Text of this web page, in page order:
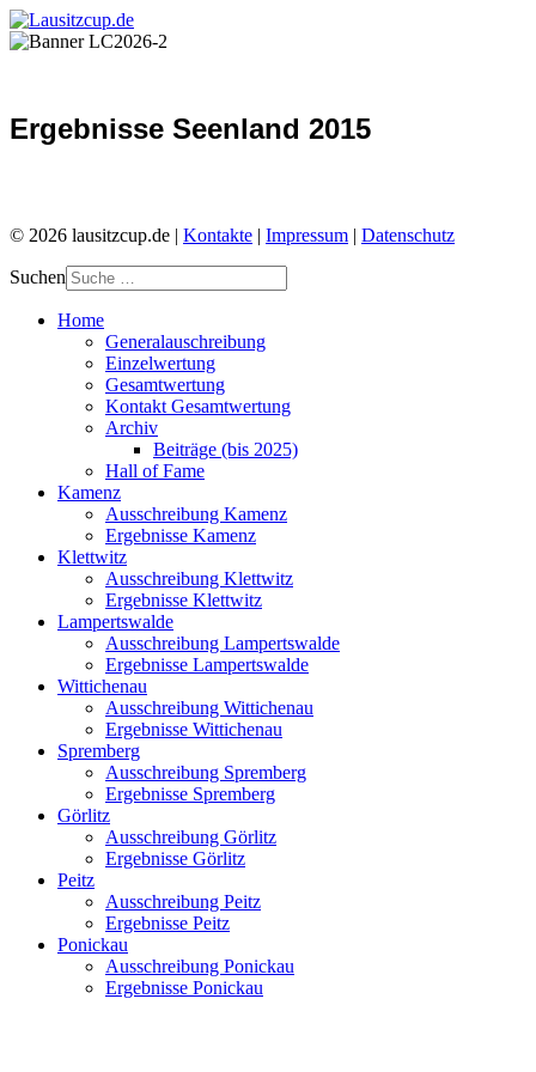
Ergebnisse Seenland 2015
© 2026 lausitzcup.de | Kontakte | Impressum | Datenschutz
Suchen
Home
Generalauschreibung
Einzelwertung
Gesamtwertung
Kontakt Gesamtwertung
Archiv
Beiträge (bis 2025)
Hall of Fame
Kamenz
Ausschreibung Kamenz
Ergebnisse Kamenz
Klettwitz
Ausschreibung Klettwitz
Ergebnisse Klettwitz
Lampertswalde
Ausschreibung Lampertswalde
Ergebnisse Lampertswalde
Wittichenau
Ausschreibung Wittichenau
Ergebnisse Wittichenau
Spremberg
Ausschreibung Spremberg
Ergebnisse Spremberg
Görlitz
Ausschreibung Görlitz
Ergebnisse Görlitz
Peitz
Ausschreibung Peitz
Ergebnisse Peitz
Ponickau
Ausschreibung Ponickau
Ergebnisse Ponickau